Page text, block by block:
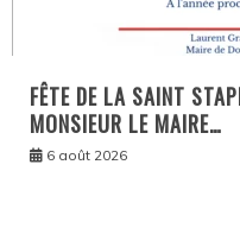
FÊTE DE LA SAINT
MONSIEUR LE MAIRE…
6 août 2026